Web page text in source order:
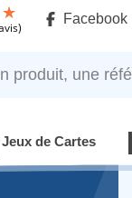
9.7 (2537 avis)
Facebook
une référence...
Jeux de Cartes